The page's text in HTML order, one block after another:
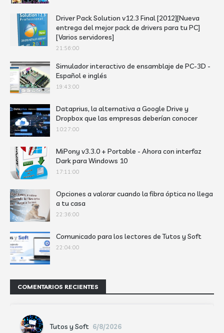
Driver Pack Solution v12.3 Final [2012][Nueva
entrega del mejor pack de drivers para tu PC]
[Varios servidores]
21:56:00
Simulador interactivo de ensamblaje de PC-3D -
Español e inglés
19:43:00
Dataprius, la alternativa a Google Drive y
Dropbox que las empresas deberían conocer
10:27:00
MiPony v3.3.0 + Portable - Ahora con interfaz
Dark para Windows 10
17:11:00
Opciones a valorar cuando la fibra óptica no llega
a tu casa
22:36:00
Comunicado para los lectores de Tutos y Soft
22:04:00
COMENTARIOS RECIENTES
Tutos y Soft 6/8/2026